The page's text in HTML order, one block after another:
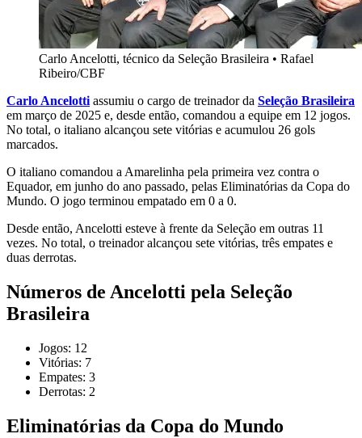
Carlo Ancelotti, técnico da Seleção Brasileira • Rafael
Ribeiro/CBF
Carlo Ancelotti assumiu o cargo de treinador da Seleção Brasileira
em março de 2025 e, desde então, comandou a equipe em 12 jogos.
No total, o italiano alcançou sete vitórias e acumulou 26 gols
marcados.
O italiano comandou a Amarelinha pela primeira vez contra o
Equador, em junho do ano passado, pelas Eliminatórias da Copa do
Mundo. O jogo terminou empatado em 0 a 0.
Desde então, Ancelotti esteve à frente da Seleção em outras 11
vezes. No total, o treinador alcançou sete vitórias, três empates e
duas derrotas.
Números de Ancelotti pela Seleção
Brasileira
Jogos: 12
Vitórias: 7
Empates: 3
Derrotas: 2
Eliminatórias da Copa do Mundo